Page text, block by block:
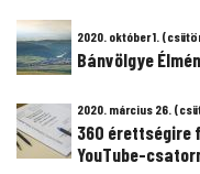
2020. október 1.
Bánvölgye
2020. március 26.
360 érettségire
YouTube-